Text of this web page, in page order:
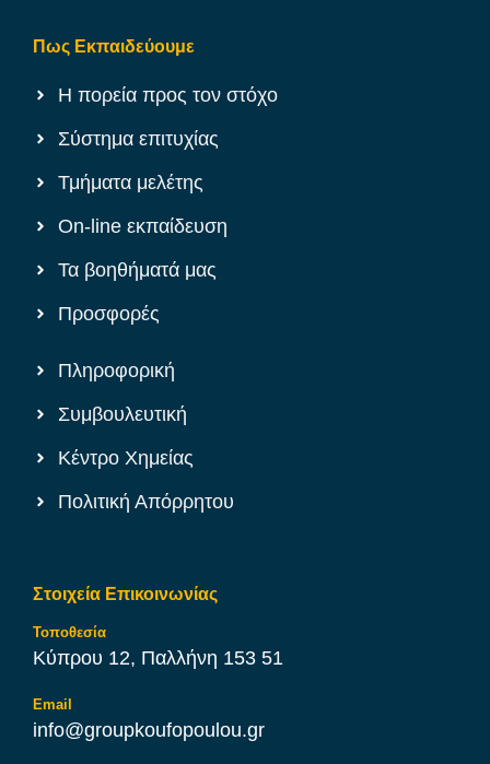
Πως Εκπαιδεύουμε
Η πορεία προς τον στόχο
Σύστημα επιτυχίας
Τμήματα μελέτης
On-line εκπαίδευση
Τα βοηθήματά μας
Προσφορές
Πληροφορική
Συμβουλευτική
Κέντρο Χημείας
Πολιτική Απόρρητου
Στοιχεία Επικοινωνίας
Τοποθεσία
Κύπρου 12, Παλλήνη 153 51
Email
info@groupkoufopoulou.gr